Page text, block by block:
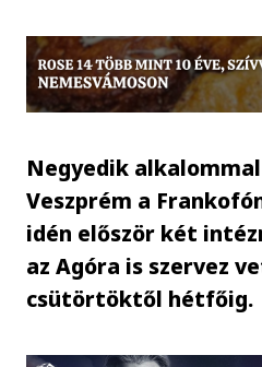
Negyedik
Veszprém a
idén először két
az Agóra is szervez
csütörtöktől hétfőig.